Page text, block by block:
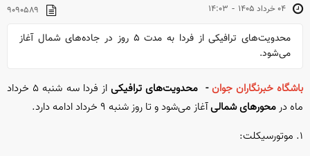
۱۴:۰۳ - ۰۴ خرداد ۱۴۰۵ ۹۰۹۰۵۸۹
محدویت‌های ترافیکی از فردا به مدت ۵ روز در جاده‌های شمال آغاز
می‌شود.
باشگاه خبرنگاران جوان- محدویت‌های ترافیکی
از فردا سه شنبه ۵ خرداد
ماه درمحور‌های شمالیآغاز می‌شود و تا روز شنبه ۹ خرداد ادامه دارد.
۱. موتورسیکلت: